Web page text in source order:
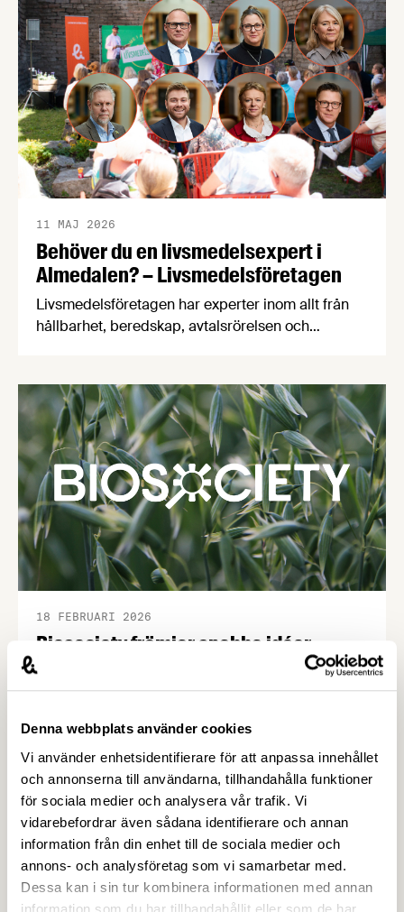
Denna webbplats använder cookies
Vi använder enhetsidentifierare för att anpassa innehållet
och annonserna till användarna, tillhandahålla funktioner
för sociala medier och analysera vår trafik. Vi
vidarebefordrar även sådana identifierare och annan
information från din enhet till de sociala medier och
annons- och analysföretag som vi samarbetar med.
Dessa kan i sin tur kombinera informationen med annan
information som du har tillhandahållit eller som de har
Behöver du en livsmedelsexpert i
Almedalen? – Livsmedelsföretagen
11 MAJ 2026
Livsmedelsföretagen har experter inom allt från
hållbarhet, beredskap, avtalsrörelsen och
är på plats i Almedalen i år. Så tveka inte att höra
av dig om du vill få in fakta, kunskap och
debattglädje i ditt panelsamtal eller seminarium!
Veckan efter midsommar är det än …
Biosociety främjar snabba idéer,
fossilfrihet och resiliens i vårens
utlysningar – Livsmedelsföretagen
18 FEBRUARI 2026
Formas har nu öppnat två utlysningar inom
forsknings- och innovationsprogrammet
Biosociety. En av utlysningarna skapar möjligheter
för att utforska innovativa idéer för framtida
biobaserade lösningar. Den andra är en större
utlysning för projekt som vill stärka fossilfrihet eller
resiliens inom bioekonomins primärproduktion
eller efterföljande industriprocesser.